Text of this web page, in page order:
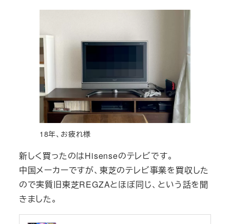
18年、お疲れ様
新しく買ったのはHisenseのテレビです。
中国メーカーですが、東芝のテレビ事業を買収した
ので実質旧東芝REGZAとほぼ同じ、という話を聞
きました。